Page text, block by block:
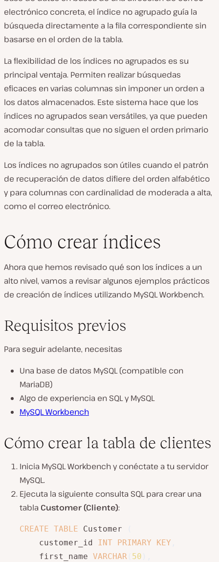
electrónico concreta, el índice no agrupado guía la
búsqueda directamente a la fila correspondiente sin
basarse en el orden de la tabla.
La flexibilidad de los índices no agrupados es su
principal ventaja. Permiten realizar búsquedas
eficaces en varias columnas sin imponer un orden a
los datos almacenados. Este sistema hace que los
índices no agrupados sean versátiles, ya que pueden
acomodar consultas que no siguen el orden primario
de la tabla.
Los índices no agrupados son útiles cuando el patrón
de recuperación de datos difiere del orden alfabético
y para columnas con cardinalidad de moderada a alta,
como el correo electrónico.
Cómo crear índices
Ahora que hemos revisado qué son los índices a un
alto nivel, vamos a revisar algunos ejemplos prácticos
de creación de índices utilizando MySQL Workbench.
Requisitos previos
Para seguir adelante, necesitas
Una base de datos MySQL (compatible con
MariaDB)
Algo de experiencia en SQL y MySQL
MySQL Workbench
Cómo crear la tabla de clientes
Inicia MySQL Workbench y conéctate a tu servidor
MySQL.
Ejecuta la siguiente consulta SQL para crear una
tabla Customer (Cliente):
CREATE TABLE Customer
    customer_id
INT PRIMARY KEY
    first_name
VARCHAR 50